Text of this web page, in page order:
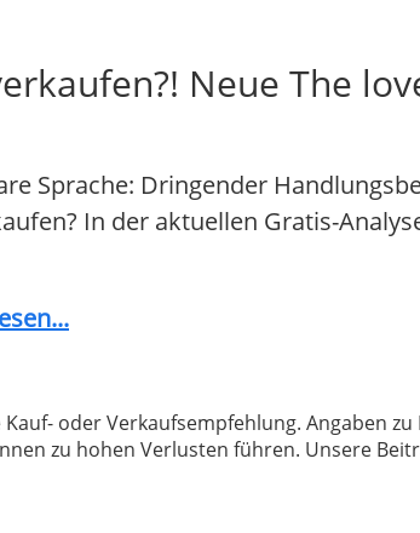
Neue The
Sprache: Dringender
In der aktuellen Gratis-
oder Verkaufsempfehlung. Angaben
zu hohen Verlusten führen. Unsere